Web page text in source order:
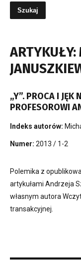
ARTYKUŁY:
„Y”. PROCA I JĘK
PROFESOROWI
Indeks autorów:
Numer: 2013 / 1-2
Polemika z
artykułami Andrzeja
własnym autora
transakcyjnej.